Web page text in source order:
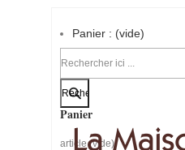
Panier : (vide)
Votre compte
Panier
article (vide)